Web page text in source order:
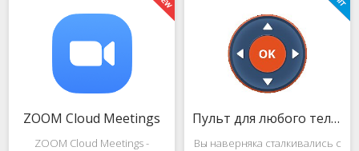
ZOOM Cloud Meetings
ZOOM Cloud Meetings -
Пульт для любого телевизора
Вы наверняка сталкивались с